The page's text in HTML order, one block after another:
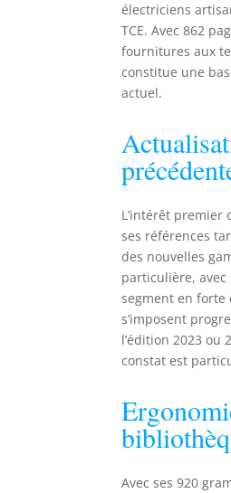
électriciens
TCE. Avec 862
fournitures aux
constitue une
actuel.
L’intérêt premier
ses références
des nouvelles
particulière, avec
segment en forte
s’imposent
l’édition 2023
constat est
Avec ses 920